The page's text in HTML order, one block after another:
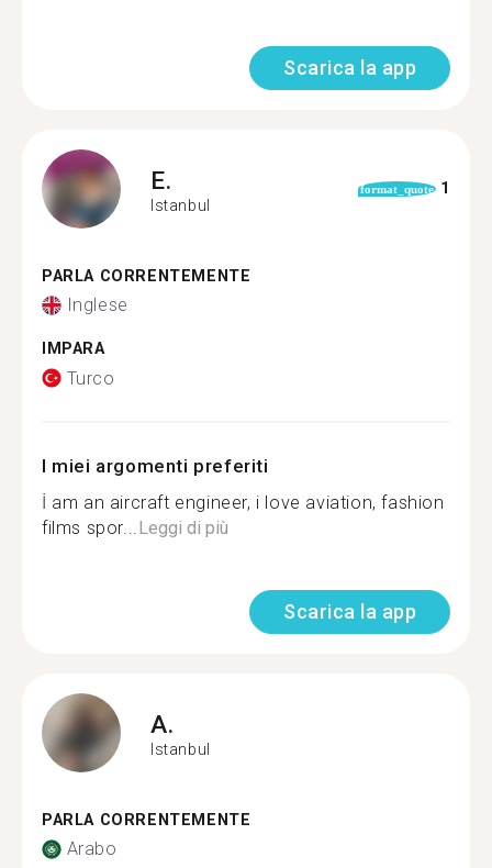
Scarica la app
E.
Istanbul
format_quote 1
PARLA CORRENTEMENTE
Inglese
IMPARA
Turco
I miei argomenti preferiti
İ am an aircraft engineer, i love aviation, fashion
films spor... Leggi di più
Scarica la app
A.
Istanbul
PARLA CORRENTEMENTE
Arabo